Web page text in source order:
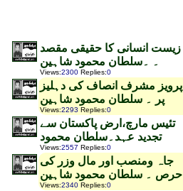
زیست انسانی کا حقیقی مقصد
۔ ۔سلطان محمود شاہین
Views:2300 Replies:0
پرویز مشرف انصاف کی دہلیز
پر ۔ سلطان محمود شاہین
Views:2293 Replies:0
تئیس مارچ،ارض پاکستان سے
تجدید عہد۔سلطان محمود
Views:2557 Replies:0
جاہ ومنصب اور مال وزر کی
حرص ۔ سلطان محمود شاہین
Views:2340 Replies:0